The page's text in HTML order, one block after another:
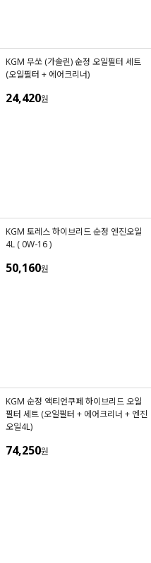
KGM 무쏘 (가솔린) 순정 오일필터 세트
(오일필터 + 에어크리너)
24,420원
KGM 토레스 하이브리드 순정 엔진오일
4L ( 0W-16 )
50,160원
KGM 순정 액티언쿠페 하이브리드 오일
필터 세트 (오일필터 + 에어크리너 + 엔진
오일4L)
74,250원